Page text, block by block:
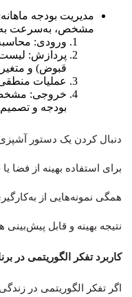
مدیریت بودجه
مشخص، به‌سرعت
ورودی:
پردازش: لیست
قبوض) و متغیر
عملیات
خروجی:
بودجه و
دنبال کردن یک دستور
برای استفاده بهینه از فضا
همگی نمونه‌هایی از
نتیجه بهینه و قابل پیش‌بینی
کاربرد تفکر الگوریتمی در
اگر تفکر الگوریتمی در